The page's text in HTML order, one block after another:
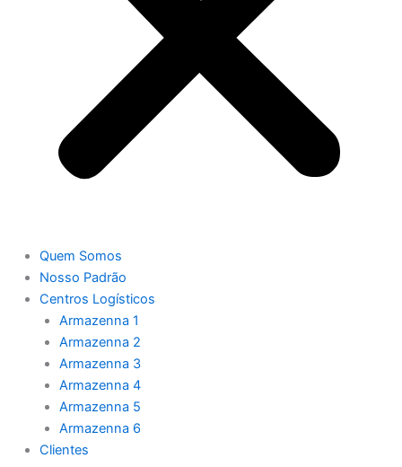
Quem Somos
Nosso Padrão
Centros Logísticos
Armazenna 1
Armazenna 2
Armazenna 3
Armazenna 4
Armazenna 5
Armazenna 6
Clientes